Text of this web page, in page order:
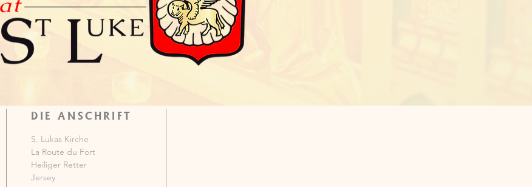
DIE ANSCHRIFT
S. Lukas Kirche
La Route du Fort
Heiliger Retter
Jersey